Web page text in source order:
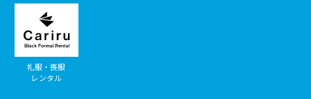
礼服・喪服
レンタル